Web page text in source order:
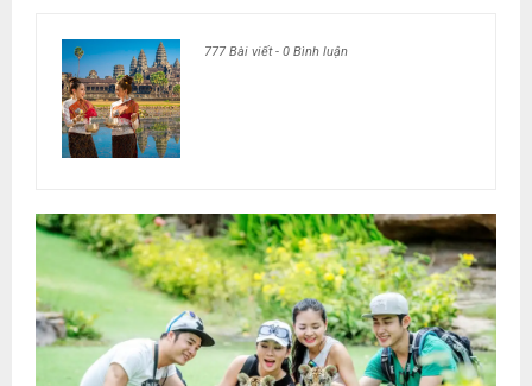
777 Bài viết- 0 Bình luận